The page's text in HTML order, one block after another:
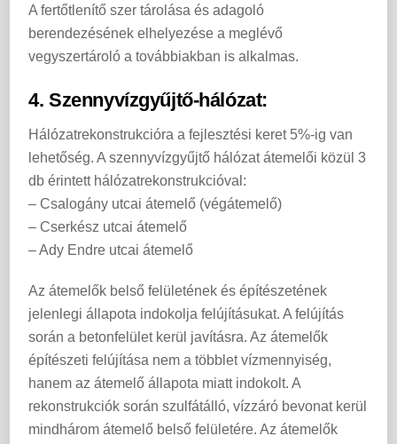
A fertőtlenítő szer tárolása és adagoló
berendezésének elhelyezése a meglévő
vegyszertároló a továbbiakban is alkalmas.
4. Szennyvízgyűjtő-hálózat:
Hálózatrekonstrukcióra a fejlesztési keret 5%-ig van
lehetőség. A szennyvízgyűjtő hálózat átemelői közül 3
db érintett hálózatrekonstrukcióval:
– Csalogány utcai átemelő (végátemelő)
– Cserkész utcai átemelő
– Ady Endre utcai átemelő
Az átemelők belső felületének és építészetének
jelenlegi állapota indokolja felújításukat. A felújítás
során a betonfelület kerül javításra. Az átemelők
építészeti felújítása nem a többlet vízmennyiség,
hanem az átemelő állapota miatt indokolt. A
rekonstrukciók során szulfátálló, vízzáró bevonat kerül
mindhárom átemelő belső felületére. Az átemelők